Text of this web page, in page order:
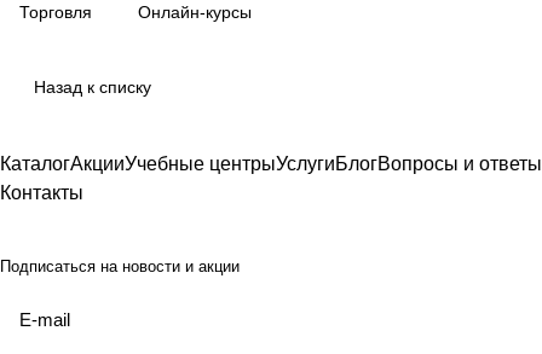
Торговля Онлайн-курсы
Назад к списку
КаталогАкцииУчебные центрыУслугиБлогВопросы и ответы
Контакты
Подписаться на новости и акции